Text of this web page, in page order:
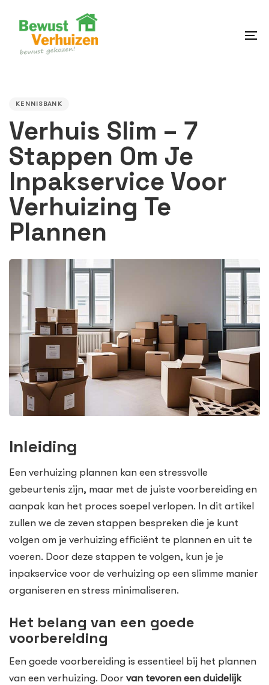
content
KENNISBANK
Verhuis Slim – 7
Stappen Om Je
Inpakservice Voor
Verhuizing Te
Plannen
Inleiding
Een verhuizing plannen kan een stressvolle
gebeurtenis zijn, maar met de juiste voorbereiding en
aanpak kan het proces soepel verlopen. In dit artikel
zullen we de zeven stappen bespreken die je kunt
volgen om je verhuizing efficiënt te plannen en uit te
voeren. Door deze stappen te volgen, kun je je
inpakservice voor de verhuizing op een slimme manier
organiseren en stress minimaliseren.
Het belang van een goede
voorbereiding
Een goede voorbereiding is essentieel bij het plannen
van een verhuizing. Door van tevoren een duidelijk